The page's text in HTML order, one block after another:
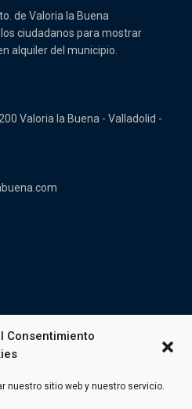
Consentimiento
nuestro sitio web y nuestro servicio.
de Valoria la Buena
ciudadanos para mostrar
alquiler del municipio.
Valoria la Buena - Valladolid -